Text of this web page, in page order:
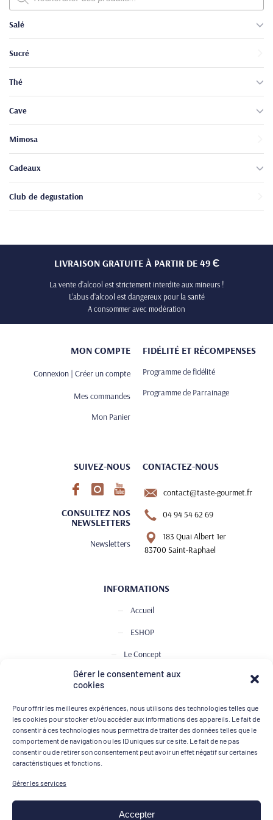
Gérer le consentement aux
cookies
Pour offrir les meilleures expériences, nous utilisons des technologies telles que
les cookies pour stocker et/ou accéder aux informations des appareils. Le fait de
consentir à ces technologies nous permettra de traiter des données telles que le
comportement de navigation ou les ID uniques sur ce site. Le fait de ne pas
consentir ou de retirer son consentement peut avoir un effet négatif sur certaines
caractéristiques et fonctions.
Gérer les services
Accepter
produits
Salé
Sucré
Thé
Cave
Mimosa
Cadeaux
Club de degustation
LIVRAISON GRATUITE À PARTIR DE 49 Є
La vente d’alcool est strictement interdite aux mineurs !
L’abus d’alcool est dangereux pour la santé
A consommer avec modération
MON COMPTE
Connexion | Créer un compte
Mes commandes
Mon Panier
FIDÉLITÉ ET RÉCOMPENSES
Programme de fidélité
Programme de Parrainage
SUIVEZ-NOUS
CONSULTEZ NOS
NEWSLETTERS
Newsletters
CONTACTEZ-NOUS
contact@taste-gourmet.fr
04 94 54 62 69
183 Quai Albert 1er
83700 Saint-Raphael
INFORMATIONS
Accueil
ESHOP
Le Concept
Club de Dégustation
Contact
MOYENS DE PAIEMENT